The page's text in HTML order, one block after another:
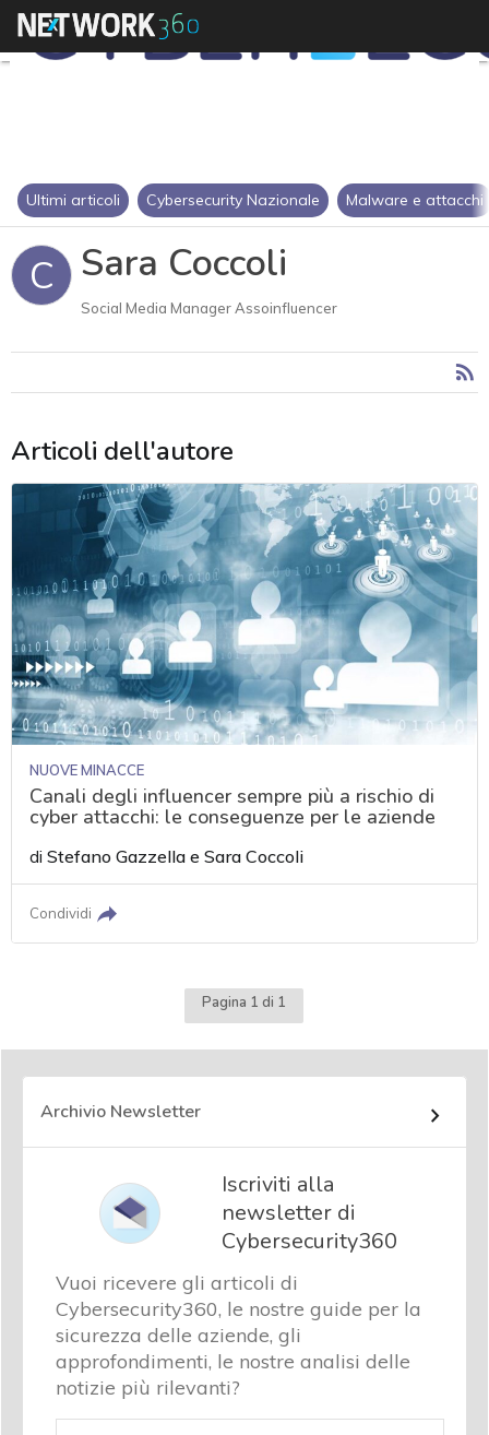
Ultimi articoli Cybersecurity Nazionale Malware e attacchi
C Sara Coccoli
Social Media Manager Assoinfluencer
Articoli dell'autore
NUOVE MINACCE
Canali degli influencer sempre più a rischio di
cyber attacchi: le conseguenze per le aziende
diStefano Gazzella eSara Coccoli
Condividi
Pagina 1 di 1
Archivio Newsletter
Iscriviti alla
newsletter di
Cybersecurity360
Vuoi ricevere gli articoli di
Cybersecurity360, le nostre guide per la
sicurezza delle aziende, gli
approfondimenti, le nostre analisi delle
notizie più rilevanti?